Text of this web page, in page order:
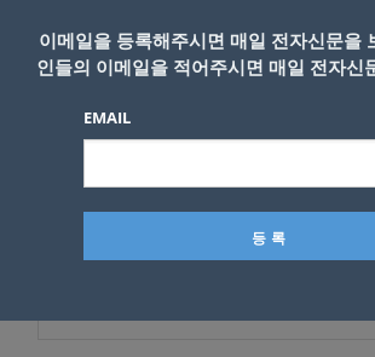
다
*
이메일을 등록해주시면 매일 전자신문을
인들의 이메일을 적어주시면 매일 전자신
EMAIL